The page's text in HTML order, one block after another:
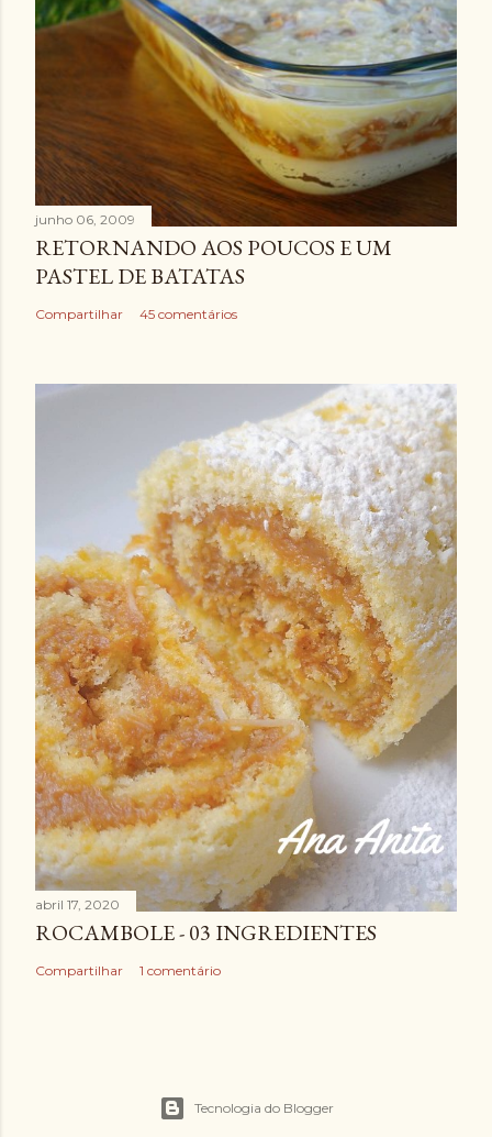
junho 06, 2009
RETORNANDO AOS POUCOS E UM
PASTEL DE BATATAS
Compartilhar 45 comentários
abril 17, 2020
ROCAMBOLE - 03 INGREDIENTES
Compartilhar 1 comentário
Tecnologia do Blogger